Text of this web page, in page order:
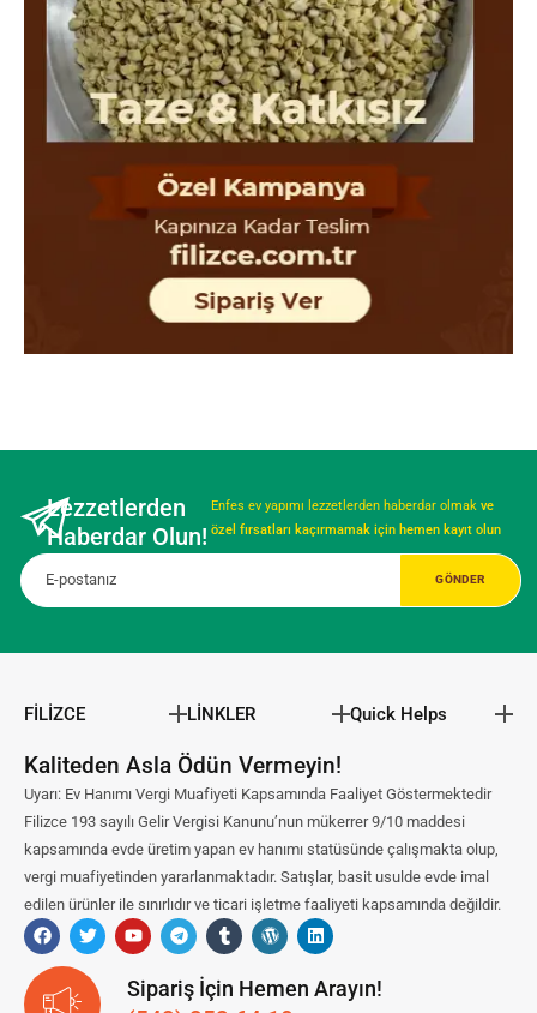
Lezzetlerden
Haberdar Olun!
Enfes ev yapımı lezzetlerden haberdar olmak ve
özel fırsatları kaçırmamak için hemen kayıt olun
FİLİZCE LİNKLER Quick Helps
Kaliteden Asla Ödün Vermeyin!
Uyarı: Ev Hanımı Vergi Muafiyeti Kapsamında Faaliyet Göstermektedir
Filizce 193 sayılı Gelir Vergisi Kanunu’nun mükerrer 9/10 maddesi
kapsamında evde üretim yapan ev hanımı statüsünde çalışmakta olup,
vergi muafiyetinden yararlanmaktadır. Satışlar, basit usulde evde imal
edilen ürünler ile sınırlıdır ve ticari işletme faaliyeti kapsamında değildir.
Sipariş İçin Hemen Arayın!